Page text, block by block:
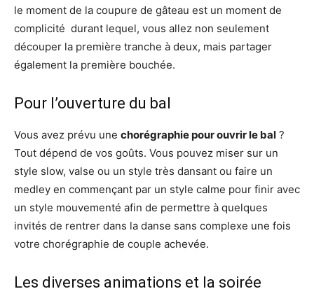
le moment de la coupure de gâteau est un moment de
complicité durant lequel, vous allez non seulement
découper la première tranche à deux, mais partager
également la première bouchée.
Pour l’ouverture du bal
Vous avez prévu une chorégraphie pour ouvrir le bal ?
Tout dépend de vos goûts. Vous pouvez miser sur un
style slow, valse ou un style très dansant ou faire un
medley en commençant par un style calme pour finir avec
un style mouvementé afin de permettre à quelques
invités de rentrer dans la danse sans complexe une fois
votre chorégraphie de couple achevée.
Les diverses animations et la soirée